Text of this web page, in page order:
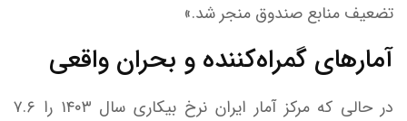
تضعیف منابع صندوق منجر شد.»
آمارهای گمراه‌کننده و بحران واقعی
در حالی که مرکز آمار ایران نرخ بیکاری سال ۱۴۰۳ را ۷.۶